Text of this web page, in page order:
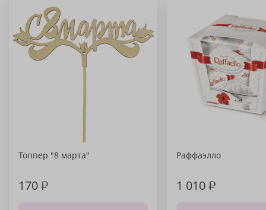
Топпер "8 марта"
170₽
Раффаэлло
1 010₽